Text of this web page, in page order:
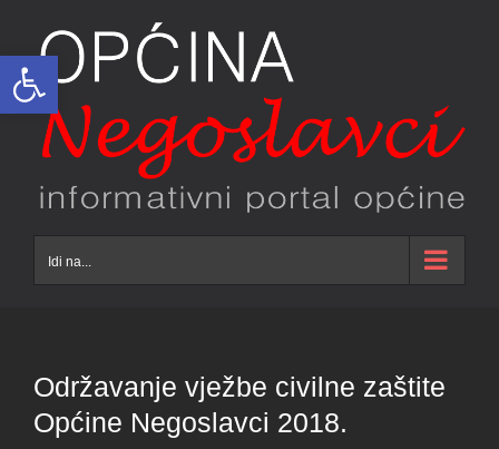
Open toolbar
content
Idi na...
Održavanje vježbe civilne zaštite
Općine Negoslavci 2018.